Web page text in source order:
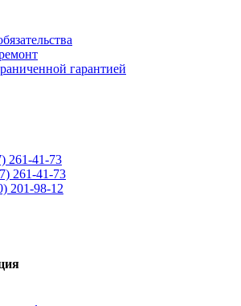
гарантией
261-41-73
261-41-73
201-98-12